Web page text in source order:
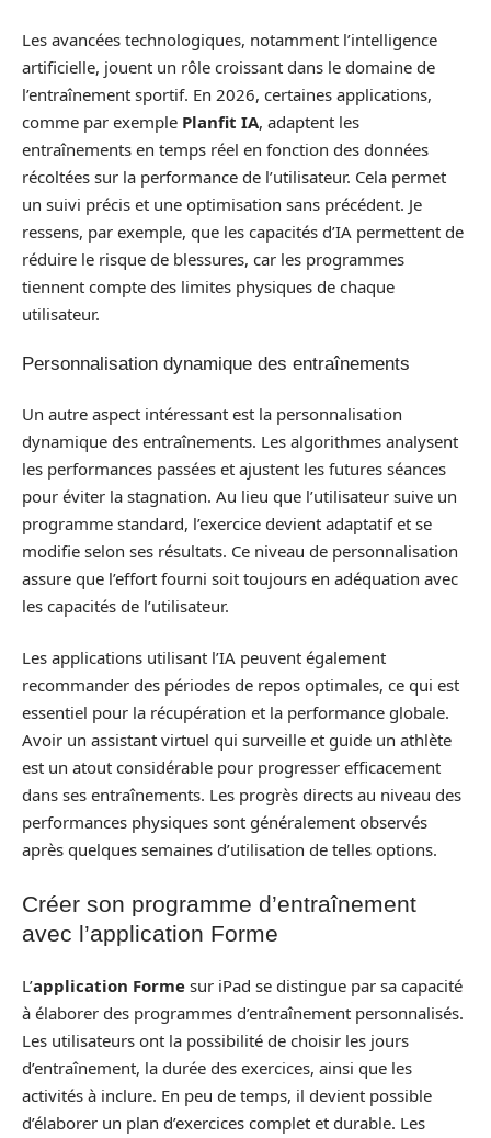
Les avancées technologiques, notamment l’intelligence
artificielle, jouent un rôle croissant dans le domaine de
l’entraînement sportif. En 2026, certaines applications,
comme par exemple Planfit IA, adaptent les
entraînements en temps réel en fonction des données
récoltées sur la performance de l’utilisateur. Cela permet
un suivi précis et une optimisation sans précédent. Je
ressens, par exemple, que les capacités d’IA permettent de
réduire le risque de blessures, car les programmes
tiennent compte des limites physiques de chaque
utilisateur.
Personnalisation dynamique des entraînements
Un autre aspect intéressant est la personnalisation
dynamique des entraînements. Les algorithmes analysent
les performances passées et ajustent les futures séances
pour éviter la stagnation. Au lieu que l’utilisateur suive un
programme standard, l’exercice devient adaptatif et se
modifie selon ses résultats. Ce niveau de personnalisation
assure que l’effort fourni soit toujours en adéquation avec
les capacités de l’utilisateur.
Les applications utilisant l’IA peuvent également
recommander des périodes de repos optimales, ce qui est
essentiel pour la récupération et la performance globale.
Avoir un assistant virtuel qui surveille et guide un athlète
est un atout considérable pour progresser efficacement
dans ses entraînements. Les progrès directs au niveau des
performances physiques sont généralement observés
après quelques semaines d’utilisation de telles options.
Créer son programme d’entraînement
avec l’application Forme
L’application Forme sur iPad se distingue par sa capacité
à élaborer des programmes d’entraînement personnalisés.
Les utilisateurs ont la possibilité de choisir les jours
d’entraînement, la durée des exercices, ainsi que les
activités à inclure. En peu de temps, il devient possible
d’élaborer un plan d’exercices complet et durable. Les